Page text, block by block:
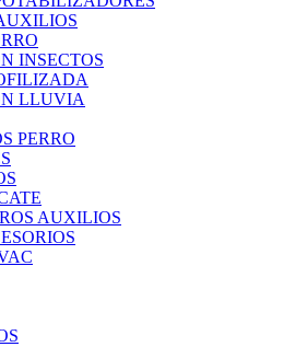
INSECTOS
LLUVIA
PERRO
AUXILIOS